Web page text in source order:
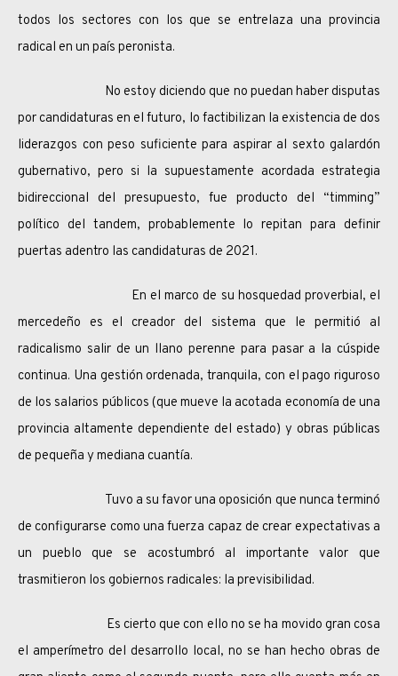
todos los sectores con los que se entrelaza una provincia
radical en un país peronista.
No estoy diciendo que no puedan haber disputas
por candidaturas en el futuro, lo factibilizan la existencia de dos
liderazgos con peso suficiente para aspirar al sexto galardón
gubernativo, pero si la supuestamente acordada estrategia
bidireccional del presupuesto, fue producto del “timming”
político del tandem, probablemente lo repitan para definir
puertas adentro las candidaturas de 2021.
En el marco de su hosquedad proverbial, el
mercedeño es el creador del sistema que le permitió al
radicalismo salir de un llano perenne para pasar a la cúspide
continua. Una gestión ordenada, tranquila, con el pago riguroso
de los salarios públicos (que mueve la acotada economía de una
provincia altamente dependiente del estado) y obras públicas
de pequeña y mediana cuantía.
Tuvo a su favor una oposición que nunca terminó
de configurarse como una fuerza capaz de crear expectativas a
un pueblo que se acostumbró al importante valor que
trasmitieron los gobiernos radicales: la previsibilidad.
Es cierto que con ello no se ha movido gran cosa
el amperímetro del desarrollo local, no se han hecho obras de